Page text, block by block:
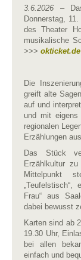
3.6.2026 –
Donnerstag,
des Theater
musikalische
>>> okticket.de
Die
greift alte
auf und
und mit eigens
regionalen
Erzählungen
Das Stück
Erzählkultur zu
Mittelpunkt
Frau“ aus
dabei bewusst
Karten sind ab
19.30 Uhr,
bei allen
einfach und